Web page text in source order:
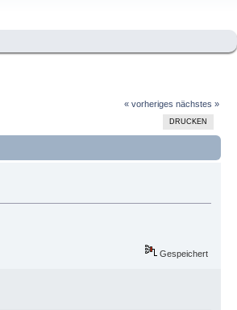
« vorheriges nächstes »
DRUCKEN
Gespeichert